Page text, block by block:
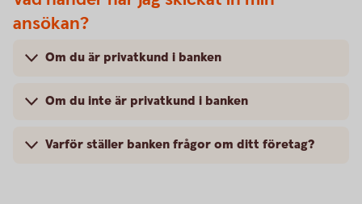
ansökan?
Om du är privatkund i banken
Om du inte är privatkund i banken
Varför ställer banken frågor om ditt företag?